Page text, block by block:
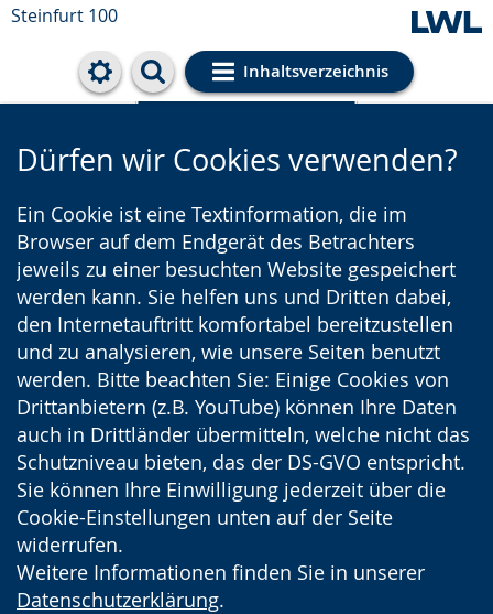
Steinfurt 100
Inhaltsverzeichnis
Cookie-Einstellungen
Dürfen wir Cookies verwenden?
Ein Cookie ist eine Textinformation, die im
Browser auf dem Endgerät des Betrachters
jeweils zu einer besuchten Website gespeichert
werden kann. Sie helfen uns und Dritten dabei,
den Internetauftritt komfortabel bereitzustellen
und zu analysieren, wie unsere Seiten benutzt
werden. Bitte beachten Sie: Einige Cookies von
Drittanbietern (z.B. YouTube) können Ihre Daten
auch in Drittländer übermitteln, welche nicht das
Schutzniveau bieten, das der DS-GVO entspricht.
Sie können Ihre Einwilligung jederzeit über die
Cookie-Einstellungen unten auf der Seite
widerrufen.
Weitere Informationen finden Sie in unserer
Datenschutzerklärung.